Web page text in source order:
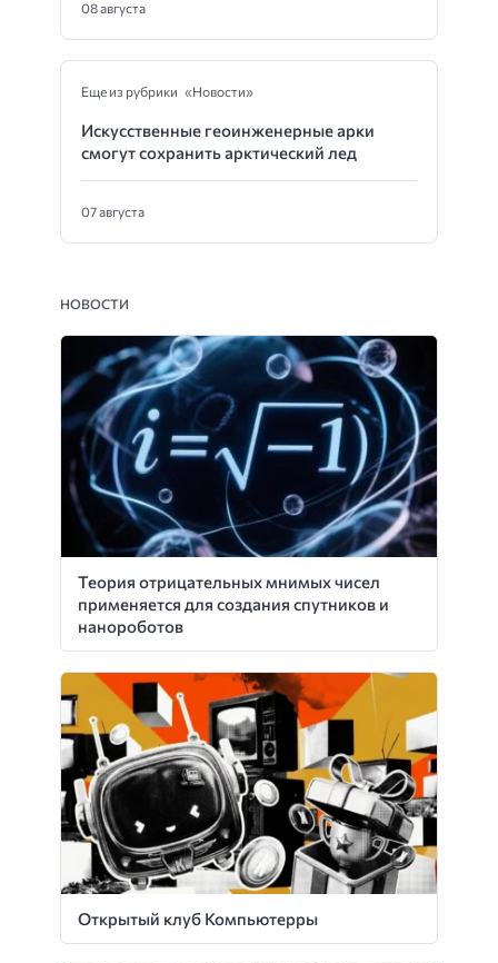
08 августа
Еще из рубрики «Новости»
Искусственные геоинженерные арки
смогут сохранить арктический лед
07 августа
НОВОСТИ
Теория отрицательных мнимых чисел
применяется для создания спутников и
нанороботов
Открытый клуб Компьютерры